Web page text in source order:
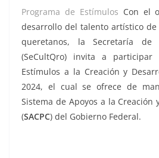
Programa de Estímulos Con el
desarrollo del talento artístico de
queretanos, la Secretaría
(SeCultQro) invita a
Estímulos a la Creación y
2024, el cual se ofrece de
Sistema de Apoyos a la Creación
(SACPC) del Gobierno Federal.